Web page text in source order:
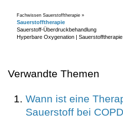
Fachwissen Sauerstofftherapie »
Sauerstofftherapie
Sauerstoff-Überdruckbehandlung
Hyperbare Oxygenation |
Verwandte Themen
Wann ist eine
Sauerstoff bei